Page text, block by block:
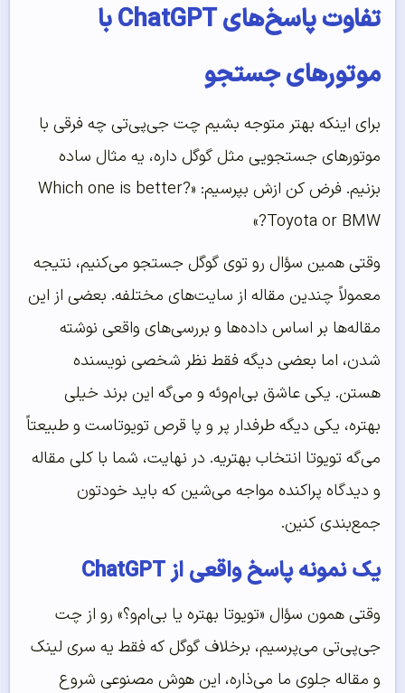
تفاوت پاسخ‌های ChatGPT با
موتورهای جستجو
برای اینکه بهتر متوجه بشیم چت جی‌پی‌تی چه فرقی با
موتورهای جستجویی مثل گوگل داره، یه مثال ساده
بزنیم. فرض کن ازش بپرسیم: «Which one is better?
Toyota or BMW?»
وقتی همین سؤال رو توی گوگل جستجو می‌کنیم، نتیجه
معمولاً چندین مقاله از سایت‌های مختلفه. بعضی از این
مقاله‌ها بر اساس داده‌ها و بررسی‌های واقعی نوشته
شدن، اما بعضی دیگه فقط نظر شخصی نویسنده
هستن. یکی عاشق بی‌ام‌وئه و می‌گه این برند خیلی
بهتره، یکی دیگه طرفدار پر و پا قرص تویوتاست و طبیعتاً
می‌گه تویوتا انتخاب بهتریه. در نهایت، شما با کلی مقاله
و دیدگاه پراکنده مواجه می‌شین که باید خودتون
جمع‌بندی کنین.
یک نمونه پاسخ واقعی از ChatGPT
وقتی همون سؤال «تویوتا بهتره یا بی‌ام‌و؟» رو از چت
جی‌پی‌تی می‌پرسیم، برخلاف گوگل که فقط یه سری لینک
و مقاله جلوی ما می‌ذاره، این هوش مصنوعی شروع